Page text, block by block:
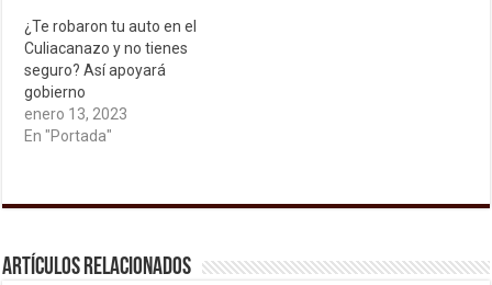
¿Te robaron tu auto en el
Culiacanazo y no tienes
seguro? Así apoyará
gobierno
enero 13, 2023
En "Portada"
Artículos relacionados